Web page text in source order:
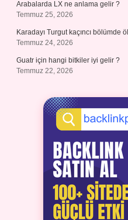
Arabalarda LX ne anlama gelir ?
Temmuz 25, 2026
Karadayı Turgut kaçıncı bölümde
Temmuz 24, 2026
Guatr için hangi bitkiler iyi gelir ?
Temmuz 22, 2026